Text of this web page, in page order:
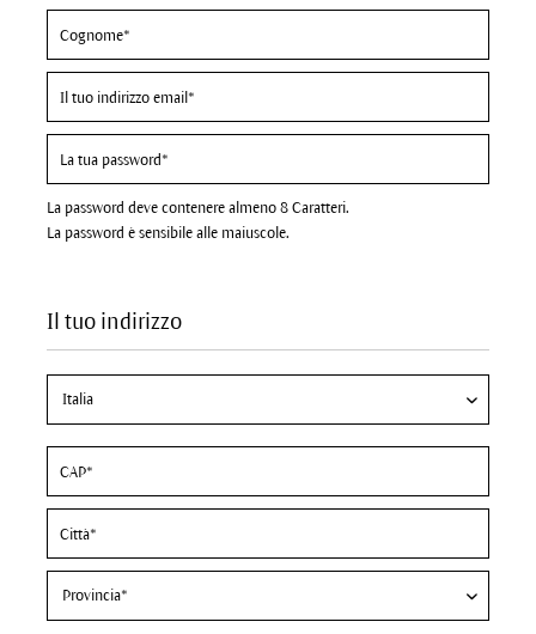
La password deve contenere almeno 8 Caratteri.
La password è sensibile alle maiuscole.
Il tuo indirizzo